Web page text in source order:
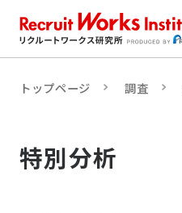
トップページ 調査
特別分析